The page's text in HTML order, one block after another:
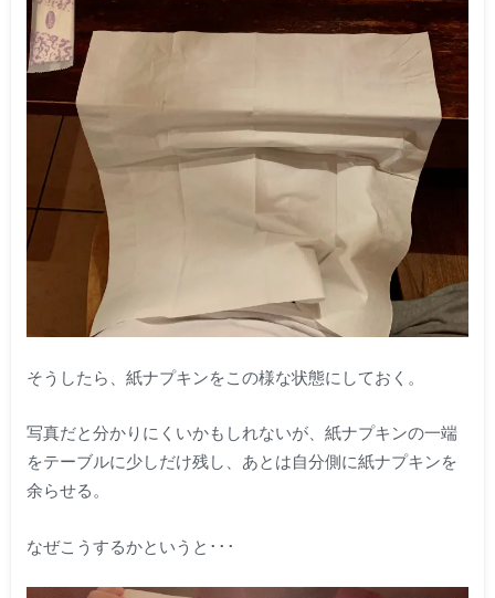
そうしたら、紙ナプキンをこの様な状態にしておく。
写真だと分かりにくいかもしれないが、紙ナプキンの一端
をテーブルに少しだけ残し、あとは自分側に紙ナプキンを
余らせる。
なぜこうするかというと･･･